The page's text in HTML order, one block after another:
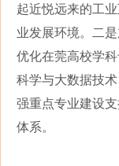
起近悦远来的工
业发展环境。二
优化在莞高校学
科学与大数据技
强重点专业建设
体系。